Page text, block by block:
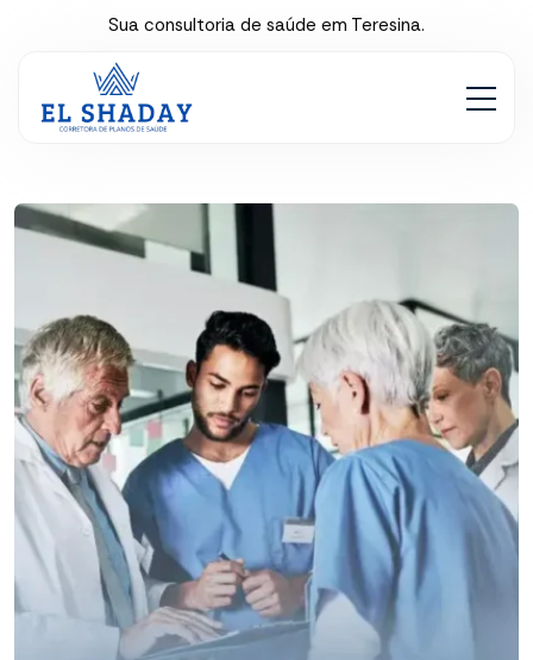
Sua consultoria de saúde em Teresina.